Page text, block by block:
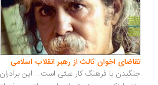
اخوان ثالث از رهبر انقلاب اسلامی
با فرهنگ کار عبثی است... این برادران آریایی